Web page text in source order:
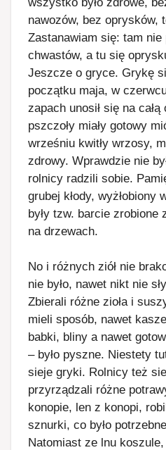
nawozów, bez oprysków,
Zastanawiam się: tam nie
chwastów, a tu się
Jeszcze o gryce. Grykę
początku maja, w
zapach unosił się na
pszczoły miały gotowy
wrześniu kwitły wrzosy,
zdrowy. Wprawdzie nie
rolnicy radzili sobie.
grubej kłody, wyżłobiony
były tzw. barcie zrobione
na drzewach.
No i różnych ziół nie
nie było, nawet nikt nie
Zbierali różne zioła i
mieli sposób, nawet
babki, bliny a nawet
– było pyszne. Niestety
sieje gryki. Rolnicy też
przyrządzali różne
konopie, len z konopi,
sznurki, co było
Natomiast ze lnu